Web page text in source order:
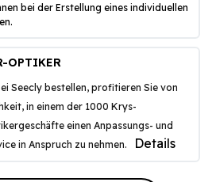
bei der Erstellung eines individuellen
OPTIKER
Seecly bestellen, profitieren Sie von
in einem der 1000 Krys-
einen Anpassungs- und
in Anspruch zu nehmen.
Details